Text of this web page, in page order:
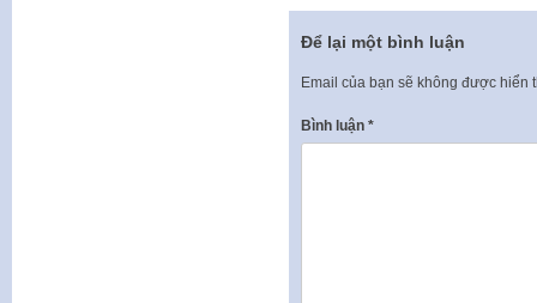
Để lại một bình luận
Email của bạn sẽ không được hiển
Bình luận *